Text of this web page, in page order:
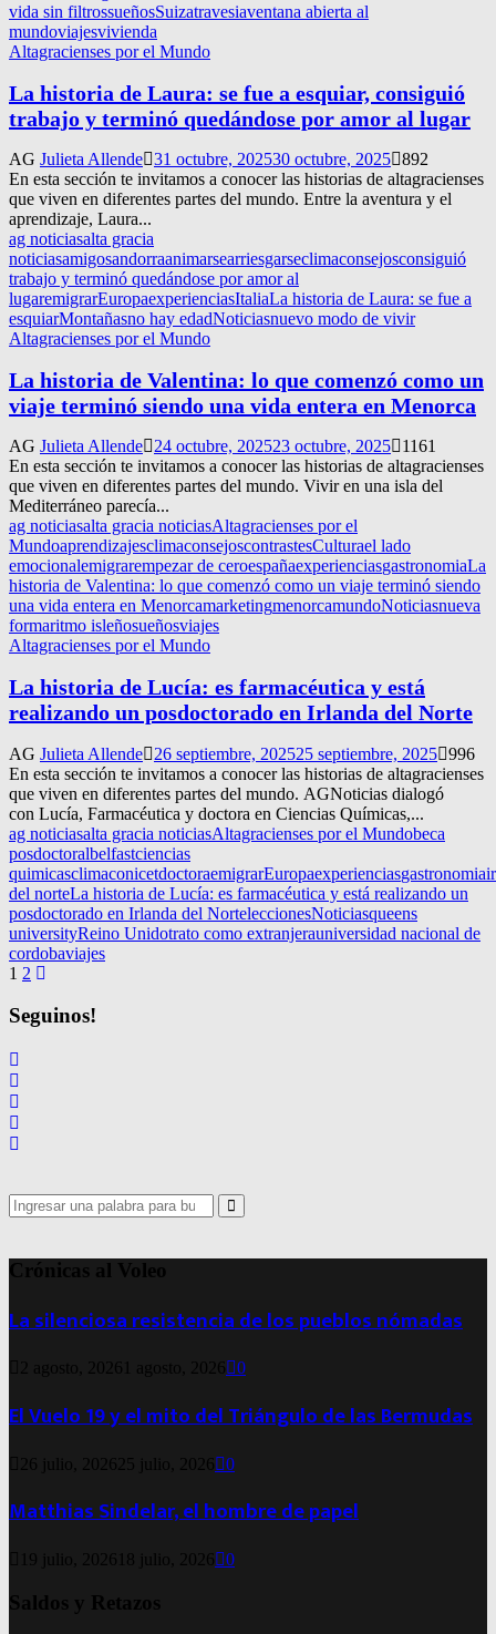
vida sin filtrossueñosSuizatravesiaventana abierta al
mundoviajesvivienda
Altagracienses por el Mundo
La historia de Laura: se fue a esquiar, consiguió
trabajo y terminó quedándose por amor al lugar
AG Julieta Allende 31 octubre, 202530 octubre, 2025 892
En esta sección te invitamos a conocer las historias de altagracienses
que viven en diferentes partes del mundo. Entre la aventura y el
aprendizaje, Laura...
ag noticiasalta gracia
noticiasamigosandorraanimarsearriesgarseclimaconsejosconsiguió
trabajo y terminó quedándose por amor al
lugaremigrarEuropaexperienciasItaliaLa historia de Laura: se fue a
esquiarMontañasno hay edadNoticiasnuevo modo de vivir
Altagracienses por el Mundo
La historia de Valentina: lo que comenzó como un
viaje terminó siendo una vida entera en Menorca
AG Julieta Allende 24 octubre, 202523 octubre, 2025
1161
En esta sección te invitamos a conocer las historias de altagracienses
que viven en diferentes partes del mundo. Vivir en una isla del
Mediterráneo parecía...
ag noticiasalta gracia noticiasAltagracienses por el
MundoaprendizajesclimaconsejoscontrastesCulturael lado
emocionalemigrarempezar de ceroespañaexperienciasgastronomiaLa
historia de Valentina: lo que comenzó como un viaje terminó siendo
una vida entera en MenorcamarketingmenorcamundoNoticiasnueva
formaritmo isleñosueñosviajes
Altagracienses por el Mundo
La historia de Lucía: es farmacéutica y está
realizando un posdoctorado en Irlanda del Norte
AG Julieta Allende 26 septiembre, 202525 septiembre, 2025 996
En esta sección te invitamos a conocer las historias de altagracienses
que viven en diferentes partes del mundo. AGNoticias dialogó
con Lucía, Farmacéutica y doctora en Ciencias Químicas,...
ag noticiasalta gracia noticiasAltagracienses por el Mundobeca
posdoctoralbelfastciencias
quimicasclimaconicetdoctoraemigrarEuropaexperienciasgastronomia
del norteLa historia de Lucía: es farmacéutica y está realizando un
posdoctorado en Irlanda del NorteleccionesNoticiasqueens
universityReino Unidotrato como extranjerauniversidad nacional de
cordobaviajes
Navegación
de
entradas
1 2
Seguinos!
Search
for:
Search
Crónicas al Voleo
La silenciosa resistencia de los pueblos nómadas
2 agosto, 2026 1 agosto, 2026 0
El Vuelo 19 y el mito del Triángulo de las Bermudas
26 julio, 2026 25 julio, 2026 0
Matthias Sindelar, el hombre de papel
19 julio, 2026 18 julio, 2026 0
Saldos y Retazos